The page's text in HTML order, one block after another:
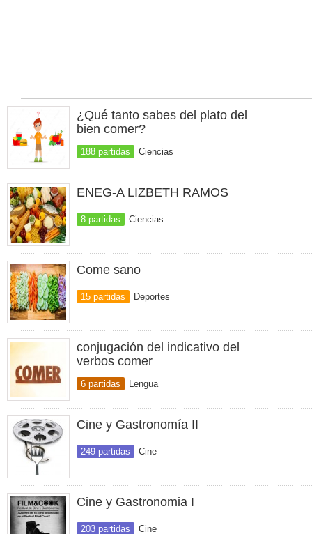
¿Qué tanto sabes del plato del
bien comer?
188 partidas Ciencias
ENEG-A LIZBETH RAMOS
8 partidas Ciencias
Come sano
15 partidas Deportes
conjugación del indicativo del
verbos comer
6 partidas Lengua
Cine y Gastronomía II
249 partidas Cine
Cine y Gastronomia I
203 partidas Cine